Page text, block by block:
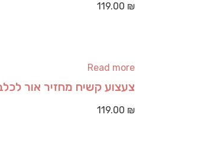
119.00 ₪
Read more
צעצוע קשיח מחזיר אור לכלב 1
119.00 ₪